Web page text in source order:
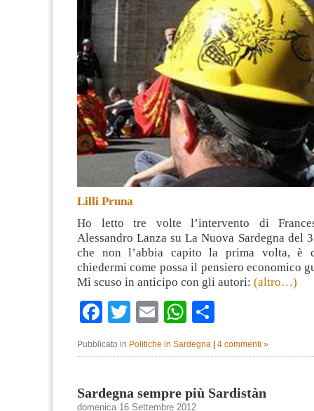
Lilli Pruna
Ho letto tre volte l’intervento di
Alessandro Lanza su La Nuova Sardegna del
che non l’abbia capito la prima volta, è
chiedermi come possa il pensiero economico
Mi scuso in anticipo con gli autori: (altro…)
Facebook
TwitterEmailWhatsApp
Pubblicato in Politiche in Sardegna | 4 commenti »
Sardegna sempre più Sardistàn
domenica 16 Settembre 2012